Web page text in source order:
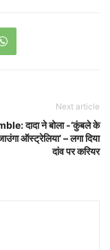
Next article
दादा ने बोला -‘कुंबले के
ऑस्ट्रेलिया’ – लगा दिया
दांव पर करियर